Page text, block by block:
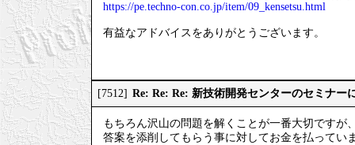
https://pe.techno-con.co.jp/item/09_kensetsu.html
有益なアドバイスをありがとうございます。
[7512] Re: Re: Re: 新技術開発センターのセミナー
もちろん沢山の問題を解くことが一番大切ですが
答案を添削してもらう事に対してお金を払ってい